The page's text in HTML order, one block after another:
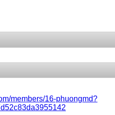
members/16-phuongmd?